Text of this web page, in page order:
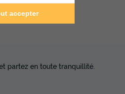
partez en toute tranquillité.